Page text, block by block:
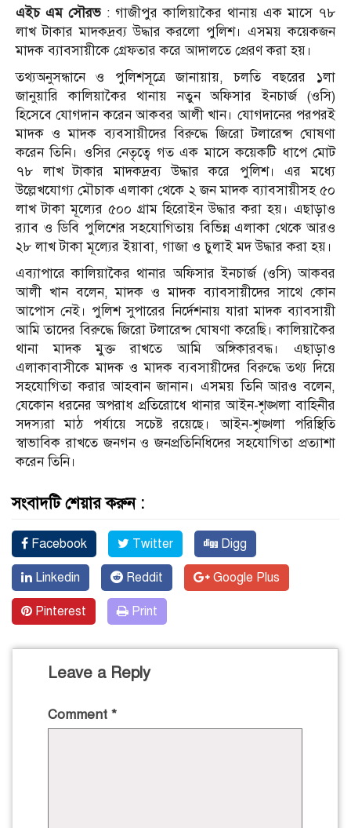
এইচ এম সৌরভ: গাজীপুর কালিয়াকৈর থানায় এক মাসে ৭৮
লাখ টাকার মাদকদ্রব্য উদ্ধার করলো পুলিশ। এসময় কয়েকজন
মাদক ব্যাবসায়ীকে গ্রেফতার করে আদালতে প্রেরণ করা হয়।
তথ্যঅনুসন্ধানে ও পুলিশসূত্রে জানায়ায়, চলতি বছরের ১লা
জানুয়ারি কালিয়াকৈর থানায় নতুন অফিসার ইনচার্জ (ওসি)
হিসেবে যোগদান করেন আকবর আলী খান। যোগদানের পরপরই
মাদক ও মাদক ব্যবসায়ীদের বিরুদ্ধে জিরো টলারেন্স ঘোষণা
করেন তিনি। ওসির নেতৃত্বে গত এক মাসে কয়েকটি ধাপে মোট
৭৮ লাখ টাকার মাদকদ্রব্য উদ্ধার করে পুলিশ। এর মধ্যে
উল্লেখযোগ্য মৌচাক এলাকা থেকে ২ জন মাদক ব্যাবসায়ীসহ ৫০
লাখ টাকা মূল্যের ৫০০ গ্রাম হিরোইন উদ্ধার করা হয়। এছাড়াও
র‍্যাব ও ডিবি পুলিশের সহযোগিতায় বিভিন্ন এলাকা থেকে আরও
২৮ লাখ টাকা মূল্যের ইয়াবা, গাজা ও চুলাই মদ উদ্ধার করা হয়।
এব্যাপারে কালিয়াকৈর থানার অফিসার ইনচার্জ (ওসি) আকবর
আলী খান বলেন, মাদক ও মাদক ব্যাবসায়ীদের সাথে কোন
আপোস নেই। পুলিশ সুপারের নির্দেশনায় যারা মাদক ব্যাবসায়ী
আমি তাদের বিরুদ্ধে জিরো টলারেন্স ঘোষণা করেছি। কালিয়াকৈর
থানা মাদক মুক্ত রাখতে আমি অঙ্গিকারবদ্ধ। এছাড়াও
এলাকাবাসীকে মাদক ও মাদক ব্যবসায়ীদের বিরুদ্ধে তথ্য দিয়ে
সহযোগিতা করার আহবান জানান। এসময় তিনি আরও বলেন,
যেকোন ধরনের অপরাধ প্রতিরোধে থানার আইন-শৃঙ্খলা বাহিনীর
সদস্যরা মাঠ পর্যায়ে সচেষ্ট রয়েছে। আইন-শৃঙ্খলা পরিস্থিতি
স্বাভাবিক রাখতে জনগন ও জনপ্রতিনিধিদের সহযোগিতা প্রত্যাশা
করেন তিনি।
সংবাদটি শেয়ার করুন :
Facebook Twitter Digg
Linkedin Reddit Google Plus
Pinterest Print
Leave a Reply
Comment *